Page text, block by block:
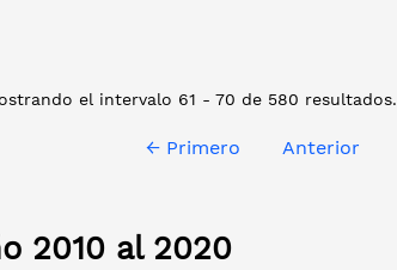
el intervalo 61 - 70 de 580 resultados.
← Primero Anterior
2010 al 2020